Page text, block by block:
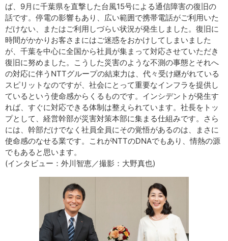
ば、9月に千葉県を直撃した台風15号による通信障害の復旧の
話です。停電の影響もあり、広い範囲で携帯電話がご利用いた
だけない、またはご利用しづらい状況が発生しました。復旧に
時間がかかりお客さまにはご迷惑をおかけしてしまいました
が、千葉を中心に全国から社員が集まって対応させていただき
復旧に努めました。こうした災害のような不測の事態とそれへ
の対応に伴うNTTグループの結束力は、代々受け継がれている
スピリットなのですが、社会にとって重要なインフラを提供し
ているという使命感からくるものです。インシデントが発生す
れば、すぐに対応できる体制は整えられています。社長をトッ
プとして、経営幹部が災害対策本部に集まる仕組みです。さら
には、幹部だけでなく社員全員にその覚悟があるのは、まさに
使命感のなせる業です。これがNTTのDNAでもあり、情熱の源
でもあると思います。
(インタビュー：外川智恵／撮影：大野真也)